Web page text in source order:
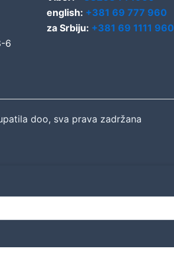
6
english: +381 69 777 960
za Srbiju: +381 69 1111 960
doo, sva prava zadržana